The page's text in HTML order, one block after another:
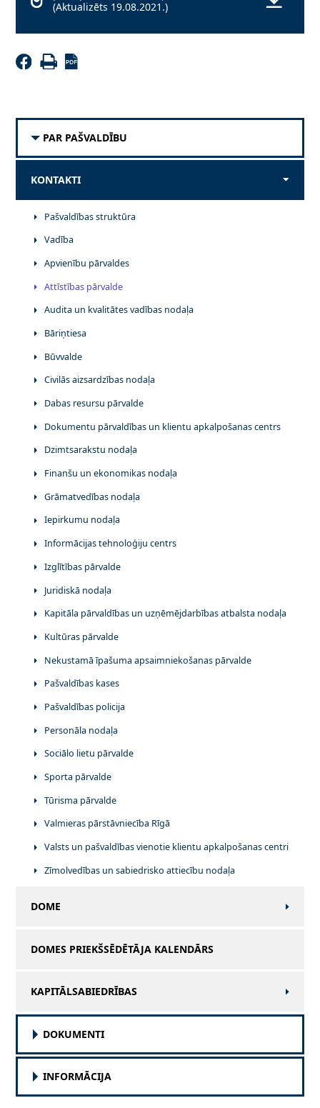
PAR PAŠVALDĪBU
KONTAKTI
Pašvaldības struktūra
Vadība
Apvienību pārvaldes
Attīstības pārvalde
Audita un kvalitātes vadības nodaļa
Bāriņtiesa
Būvvalde
Civilās aizsardzības nodaļa
Dabas resursu pārvalde
Dokumentu pārvaldības un klientu apkalpošanas centrs
Dzimtsarakstu nodaļa
Finanšu un ekonomikas nodaļa
Grāmatvedības nodaļa
Iepirkumu nodaļa
Informācijas tehnoloģiju centrs
Izglītības pārvalde
Juridiskā nodaļa
Kapitāla pārvaldības un uzņēmējdarbības atbalsta nodaļa
Kultūras pārvalde
Nekustamā īpašuma apsaimniekošanas pārvalde
Pašvaldības kases
Pašvaldības policija
Personāla nodaļa
Sociālo lietu pārvalde
Sporta pārvalde
Tūrisma pārvalde
Valmieras pārstāvniecība Rīgā
Valsts un pašvaldības vienotie klientu apkalpošanas centri
Zīmolvedības un sabiedrisko attiecību nodaļa
DOME
DOMES PRIEKŠSĒDĒTĀJA KALENDĀRS
KAPITĀLSABIEDRĪBAS
DOKUMENTI
INFORMĀCIJA
(Aktualizēts 19.08.2021.)